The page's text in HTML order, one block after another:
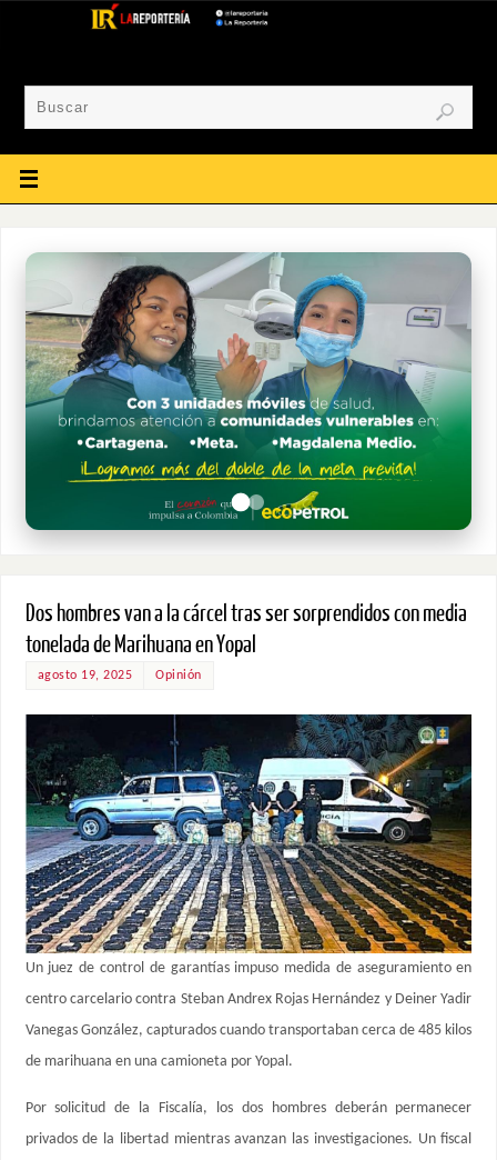
Dos hombres van a la cárcel tras ser sorprendidos con media
tonelada de Marihuana en Yopal
agosto 19, 2025 Opinión
Un juez de control de garantías impuso medida de aseguramiento en
centro carcelario contra Steban Andrex Rojas Hernández y Deiner Yadir
Vanegas González, capturados cuando transportaban cerca de 485 kilos
de marihuana en una camioneta por Yopal.
Por solicitud de la Fiscalía, los dos hombres deberán permanecer
privados de la libertad mientras avanzan las investigaciones. Un fiscal